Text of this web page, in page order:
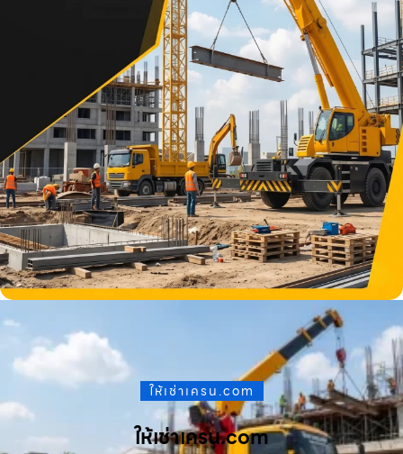
ให้เช่าเครน.com
ให้เช่าเครน.com